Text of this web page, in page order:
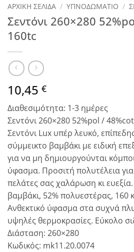
ΑΡΧΙΚΉ ΣΕΛΊΔΑ / ΥΠΝΟΔΩΜΑΤΙΟ /
Σεντόνι 260×280
160tc
10,45 €
Διαθεσιμότητα: 1-3 ημέρες
Σεντόνι 260×280 52%pol /
Σεντόνι Lux υπέρ λευκό,
σύμμεικτο βαμβάκι με ειδική
για να μη δημιουργούνται
ύφασμα. Προσιτή πολυτέλεια
πελάτες σας χαλάρωση κι
βαμβάκι, 52% πολυεστέρας, 160
Ανθεκτικό ύφασμα στα συχνά
υψηλές θερμοκρασίες. Εύκολο
Διάσταση: 260×280
Κωδικός: mk11.20.0074